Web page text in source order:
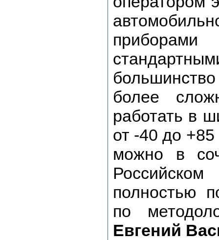
более
работать в
от -40 до
можно в
полностью
по
Евгений